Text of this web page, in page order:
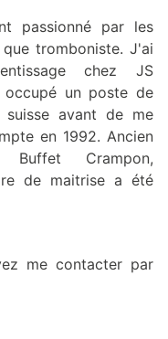
passionné par les
tromboniste. J'ai
chez JS
occupé un poste de
avant de me
en 1992. Ancien
Buffet Crampon,
de maitrise a été
me contacter par